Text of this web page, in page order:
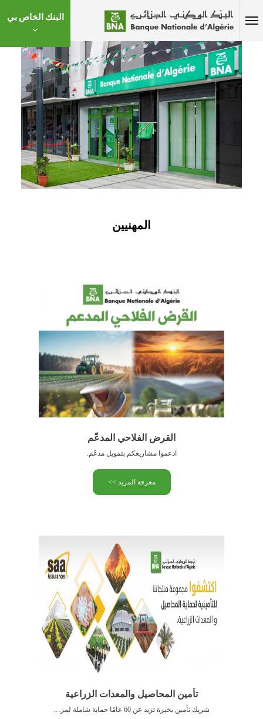
البنك الخاص بي
المهنيين
القرض الفلاحي المدعّم
ادعموا مشاريعكم بتمويل مدعّم.
معرفة المزيد >>
تأمين المحاصيل والمعدات الزراعية